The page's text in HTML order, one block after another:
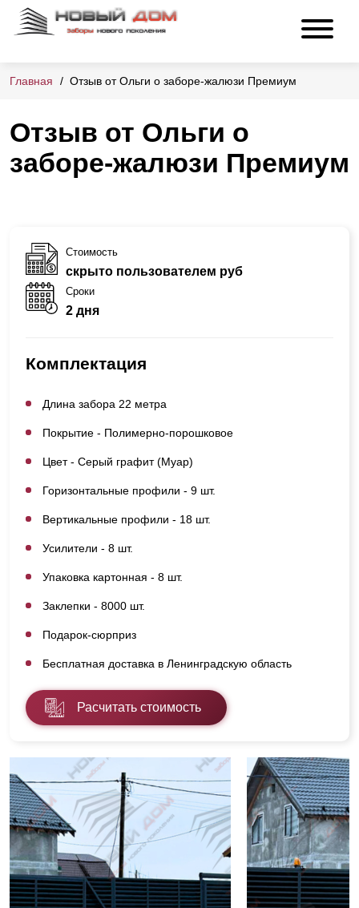
Главная Отзыв от Ольги о заборе-жалюзи Премиум
Отзыв от Ольги о
заборе-жалюзи Премиум
Стоимость
скрыто пользователем руб
Сроки
2 дня
Комплектация
Длина забора 22 метра
Покрытие - Полимерно-порошковое
Цвет - Серый графит (Муар)
Горизонтальные профили - 9 шт.
Вертикальные профили - 18 шт.
Усилители - 8 шт.
Упаковка картонная - 8 шт.
Заклепки - 8000 шт.
Подарок-сюрприз
Бесплатная доставка в Ленинградскую область
Расчитать стоимость